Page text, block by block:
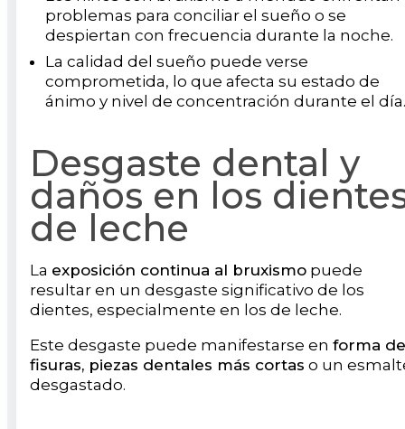
problemas para conciliar el sueño o se
despiertan con frecuencia durante la noche.
La calidad del sueño puede verse
comprometida, lo que afecta su estado de
ánimo y nivel de concentración durante el día.
Desgaste dental y
daños en los
de leche
La exposición continua al bruxismo puede
resultar en un desgaste significativo de los
dientes, especialmente en los de leche.
Este desgaste puede manifestarse en forma de
fisuras, piezas dentales más cortas o un
desgastado.